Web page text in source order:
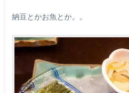
納豆とかお魚とか。。